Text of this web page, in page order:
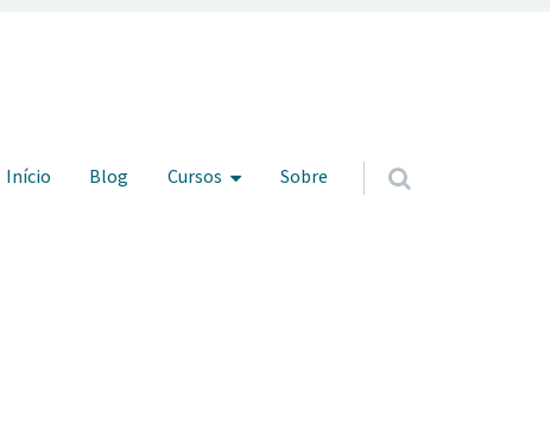
Pular para o conteúdo
Início Blog Cursos Sobre